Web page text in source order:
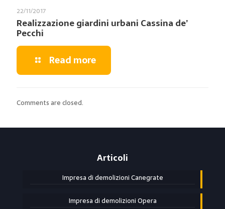
22/11/2017
Realizzazione giardini urbani Cassina de’
Pecchi
Read more
Comments are closed.
Articoli
Impresa di demolizioni Canegrate
Impresa di demolizioni Opera